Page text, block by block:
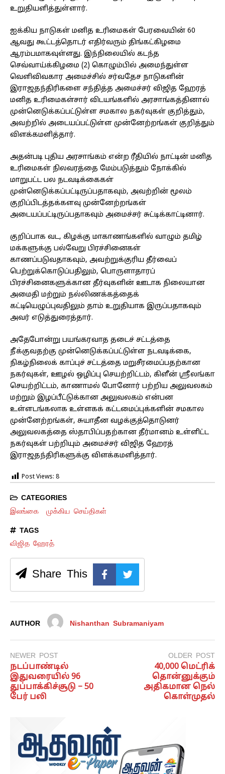
உறுதியளித்துள்ளார்.
ஐக்கிய நாடுகள் மனித உரிமைகள் பேரவையின் 60
ஆவது கூட்டத்தொடர் எதிர்வரும் திங்கட்கிழமை
ஆரம்பமாகவுள்ளது. இந்நிலையில் கடந்த
செவ்வாய்க்கிழமை (2) கொழும்பில் அமைந்துள்ள
வெளிவிவகார அமைச்சில் சர்வதேச நாடுகளின்
இராஜதந்திரிகளை சந்தித்த அமைச்சர் விஜித ஹேரத்
மனித உரிமைகள்சார் விடயங்களில் அரசாங்கத்தினால்
முன்னெடுக்கப்பட்டுள்ள சமகால நகர்வுகள் குறித்தும்,
அவற்றில் அடையப்பட்டுள்ள முன்னேற்றங்கள் குறித்தும்
விளக்கமளித்தார்.
அதன்படி புதிய அரசாங்கம் என்ற ரீதியில் நாட்டின் மனித
உரிமைகள் நிலவரத்தை மேம்படுத்தும் நோக்கில்
மாறுபட்ட பல நடவடிக்கைகள்
முன்னெடுக்கப்பட்டிருப்பதாகவும், அவற்றின் மூலம்
குறிப்பிடத்தக்களவு முன்னேற்றங்கள்
அடையப்பட்டிருப்பதாகவும் அமைச்சர் சுட்டிக்காட்டினார்.
குறிப்பாக வட, கிழக்கு மாகாணங்களில் வாழும் தமிழ்
மக்களுக்கு பல்வேறு பிரச்சினைகள்
காணப்படுவதாகவும், அவற்றுக்குரிய தீர்வைப்
பெற்றுக்கொடுப்பதிலும், பொருளாதாரப்
பிரச்சினைகளுக்கான தீர்வுகளின் ஊடாக நிலையான
அமைதி மற்றும் நல்லிணக்கத்தைக்
கட்டியெழுப்புவதிலும் தாம் உறுதியாக இருப்பதாகவும்
அவர் எடுத்துரைத்தார்.
அதேபோன்று பயங்கரவாத தடைச் சட்டத்தை
நீக்குவதற்கு முன்னெடுக்கப்பட்டுள்ள நடவடிக்கை,
நிகழ்நிலைக் காப்புச் சட்டத்தை மறுசீரமைப்பதற்கான
நகர்வுகள், ஊழல் ஒழிப்பு செயற்றிட்டம், கிளீன் ஸ்ரீலங்கா
செயற்றிட்டம், காணாமல் போனோர் பற்றிய அலுவலகம்
மற்றும் இழப்பீட்டுக்கான அலுவலகம் என்பன
உள்ளடங்கலாக உள்ளகக் கட்டமைப்புக்களின் சமகால
முன்னேற்றங்கள், சுயாதீன வழக்குத்தொடுனர்
அலுவலகத்தை ஸ்தாபிப்பதற்கான தீர்மானம் உள்ளிட்ட
நகர்வுகள் பற்றியும் அமைச்சர் விஜித ஹேரத்
இராஜதந்திரிகளுக்கு விளக்கமளித்தார்.
Post Views: 8
CATEGORIES
இலங்கை முக்கிய செய்திகள்
TAGS
விஜித ஹேரத்
Share This
AUTHOR Nishanthan Subramaniyam
NEWER POST
நடப்பாண்டில்
இதுவரையில் 96
துப்பாக்கிச்சூடு – 50
பேர் பலி
OLDER POST
40,000 மெட்ரிக்
தொன்னுக்கும்
அதிகமான நெல்
கொள்முதல்